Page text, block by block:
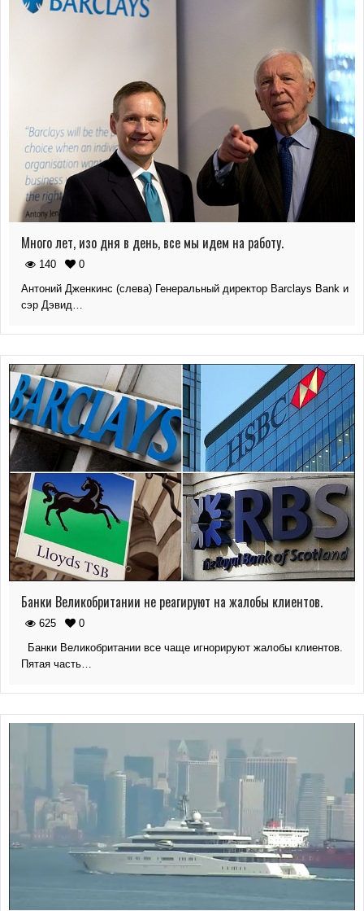
Много лет, изо дня в день, все мы идем на работу.
140
0
Антоний Дженкинс (слева) Генеральный директор Barclays Bank и
сэр Дэвид…
Банки Великобритании не реагируют на жалобы клиентов.
625
0
Банки Великобритании все чаще игнорируют жалобы клиентов.
Пятая часть…